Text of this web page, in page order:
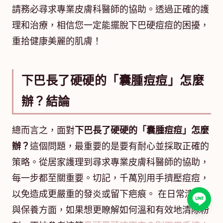
請務必尋求專業皮膚科醫師的協助。透過正確的護
理和治療，相信您一定能擺脫下巴硬痘痘的困擾，
重拾健康美麗的肌膚！
下巴長了硬硬的「囊腫痘痘」怎麼
辦？結論
總而言之，面對下巴長了硬硬的「囊腫痘痘」怎麼
辦？這個問題，最重要的是要有耐心並採取正確的
策略。從居家護理到尋求專業皮膚科醫師的協助，
每一步都至關重要。切記，千萬別用手擠壓痘痘，
以免造成更嚴重的發炎或留下疤痕。 在日常清潔
與保養方面，如果想更瞭解如何溫和有效地清除粉